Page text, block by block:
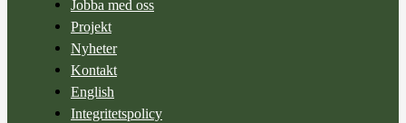
Jobba med oss
Projekt
Nyheter
Kontakt
English
Integritetspolicy